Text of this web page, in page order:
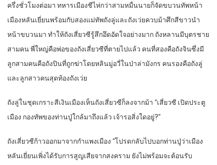
ครึ่งชั่วโมงต่อมา ทหารเมืองชีไห่กว่าสามหมื่นนายก็จัดขบวนทัพหน้า
เมืองหลันเยี่ยนพร้อมกับสองแม่ทัพถังลู่และถังเว่ยควบม้าศึกสีขาวนำ
หน้าขบวนมา ทำให้ถังเสี่ยวซีรู้สึกอึดอัดใจอย่างมาก ถังหลานมีบุตรชาย
สามคน พี่ใหญ่คือพ่อของถังเสี่ยวซีที่ตายไปแล้ว คนที่สองคือถังจินซึ่งมี
ลูกสามคนคือถังปินที่ถูกฆ่าโดยหลินมู่อวี่ในป่าล่ามังกร คนรองคือถังลู่
และลูกสาวคนสุดท้องถังเว่ย
ถังลู่ในชุดเกราะสีเงินเมืองเห็นถังเสี่ยวซีก็ลงจากม้า “เสี่ยวซี เปิดประตู
เมือง กองทัพของท่านปู่ใกล้มาถึงแล้ว เจ้ารอสิ่งใดอยู่?”
ถังเสี่ยวซีก้าวออกมาจากกำแพงเมือง “โปรดกลับไปบอกท่านปู่ว่าเมือง
หลันเยี่ยนเพิ่งได้รับการสูญเสียจากสงคราม ยังไม่พร้อมจะต้อนรับ